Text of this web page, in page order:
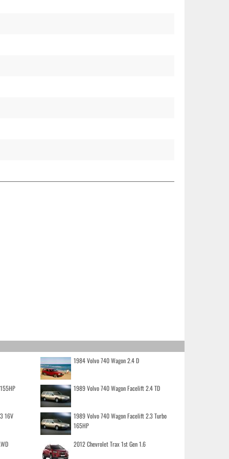
1984 Volvo 740 Wagon 2.4 D
1989 Volvo 740 Wagon Facelift 2.4 TD
16V
1989 Volvo 740 Wagon Facelift 2.3 Turbo
165HP
2012 Chevrolet Trax 1st Gen 1.6